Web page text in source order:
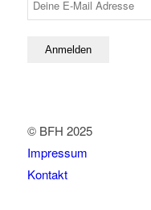
© BFH 2025
Impressum
Kontakt